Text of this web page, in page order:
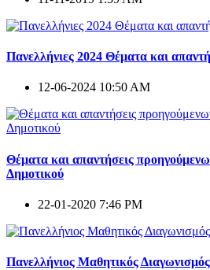
Πανελλήνιες 2024 Θέματα και
12-06-2024 10:50 AM
Θέματα και απαντήσεις
Δημοτικού
22-01-2020 7:46 PM
Πανελλήνιος Μαθητικός